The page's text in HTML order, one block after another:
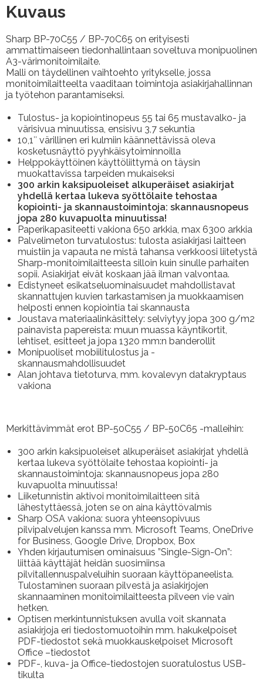
Kuvaus
Sharp BP-70C55 / BP-70C65 on erityisesti
ammattimaiseen tiedonhallintaan soveltuva monipuolinen
A3-värimonitoimilaite.
Malli on täydellinen vaihtoehto yritykselle, jossa
monitoimilaitteelta vaaditaan toimintoja asiakirjahallinnan
ja työtehon parantamiseksi.
Tulostus- ja kopiointinopeus 55 tai 65 mustavalko- ja
värisivua minuutissa, ensisivu 3,7 sekuntia
10,1″ värillinen eri kulmiin käännettävissä oleva
kosketusnäyttö pyyhkäisytoiminnoilla
Helppokäyttöinen käyttöliittymä on täysin
muokattavissa tarpeiden mukaiseksi
300 arkin kaksipuoleiset alkuperäiset asiakirjat
yhdellä kertaa lukeva syöttölaite tehostaa
kopiointi- ja skannaustoimintoja: skannausnopeus
jopa 280 kuvapuolta minuutissa!
Paperikapasiteetti vakiona 650 arkkia, max 6300 arkkia
Palvelimeton turvatulostus: tulosta asiakirjasi laitteen
muistiin ja vapauta ne mistä tahansa verkkoosi liitetystä
Sharp-monitoimilaitteesta silloin kuin sinulle parhaiten
sopii. Asiakirjat eivät koskaan jää ilman valvontaa.
Edistyneet esikatseluominaisuudet mahdollistavat
skannattujen kuvien tarkastamisen ja muokkaamisen
helposti ennen kopiointia tai skannausta
Joustava materiaalinkäsittely: selviytyy jopa 300 g/m2
painavista papereista: muun muassa käyntikortit,
lehtiset, esitteet ja jopa 1320 mm:n banderollit
Monipuoliset mobiilitulostus ja -
skannausmahdollisuudet
Alan johtava tietoturva, mm. kovalevyn datakryptaus
vakiona
Merkittävimmät erot BP-50C55 / BP-50C65 -malleihin:
300 arkin kaksipuoleiset alkuperäiset asiakirjat yhdellä
kertaa lukeva syöttölaite tehostaa kopiointi- ja
skannaustoimintoja: skannausnopeus jopa 280
kuvapuolta minuutissa!
Liiketunnistin aktivoi monitoimilaitteen sitä
lähestyttäessä, joten se on aina käyttövalmis
Sharp OSA vakiona: suora yhteensopivuus
pilvipalvelujen kanssa mm. Microsoft Teams, OneDrive
for Business, Google Drive, Dropbox, Box
Yhden kirjautumisen ominaisuus ”Single-Sign-On”:
liittää käyttäjät heidän suosimiinsa
pilvitallennuspalveluihin suoraan käyttöpaneelista.
Tulostaminen suoraan pilvestä ja asiakirjojen
skannaaminen monitoimilaitteesta pilveen vie vain
hetken.
Optisen merkintunnistuksen avulla voit skannata
asiakirjoja eri tiedostomuotoihin mm. hakukelpoiset
PDF-tiedostot sekä muokkauskelpoiset Microsoft
Office –tiedostot
PDF-, kuva- ja Office-tiedostojen suoratulostus USB-
tikulta